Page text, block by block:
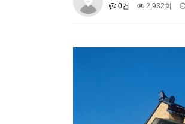
0건
2,932회